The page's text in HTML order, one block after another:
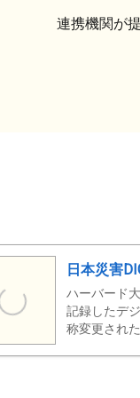
連携機関が
日本災害
ハーバード
記録したデ
称変更された